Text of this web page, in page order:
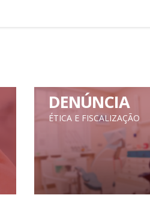
DENÚNCIA
ÉTICA E FISCALIZAÇÃO